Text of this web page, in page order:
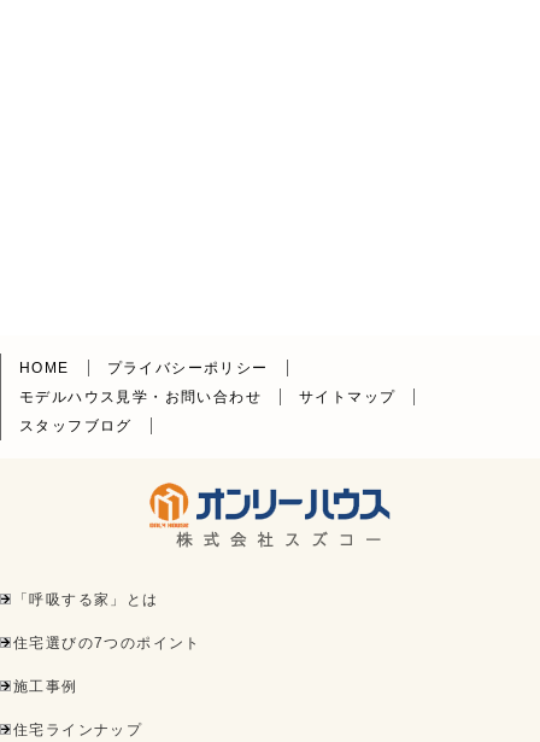
HOME
プライバシーポリシー
モデルハウス見学・お問い合わせ
サイトマップ
スタッフブログ
「呼吸する家」とは
住宅選びの7つのポイント
施工事例
住宅ラインナップ